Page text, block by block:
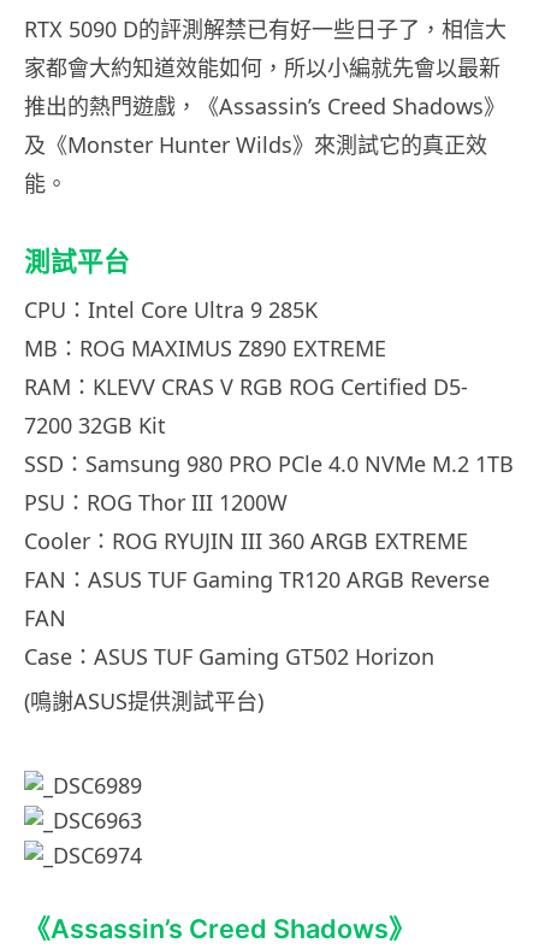
RTX 5090 D的評測解禁已有好一些日子了，相信大
家都會大約知道效能如何，所以小編就先會以最新
推出的熱門遊戲，《Assassin’s Creed Shadows》
及《Monster Hunter Wilds》來測試它的真正效
能。
測試平台
CPU：Intel Core Ultra 9 285K
MB：ROG MAXIMUS Z890 EXTREME
RAM：KLEVV CRAS V RGB ROG Certified D5-
7200 32GB Kit
SSD：Samsung 980 PRO PCle 4.0 NVMe M.2 1TB
PSU：ROG Thor III 1200W
Cooler：ROG RYUJIN III 360 ARGB EXTREME
FAN：ASUS TUF Gaming TR120 ARGB Reverse
FAN
Case：ASUS TUF Gaming GT502 Horizon
(鳴謝ASUS提供測試平台)
《Assassin’s Creed Shadows》